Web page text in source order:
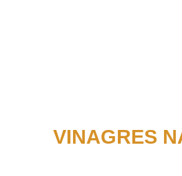
VINAGRES